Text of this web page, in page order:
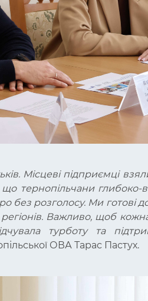
Місцеві підприємці взяли
тернопільчани глибоко-
без розголосу. Ми готові
регіонів. Важливо, щоб
турботу та
ОВА Тарас Пастух.